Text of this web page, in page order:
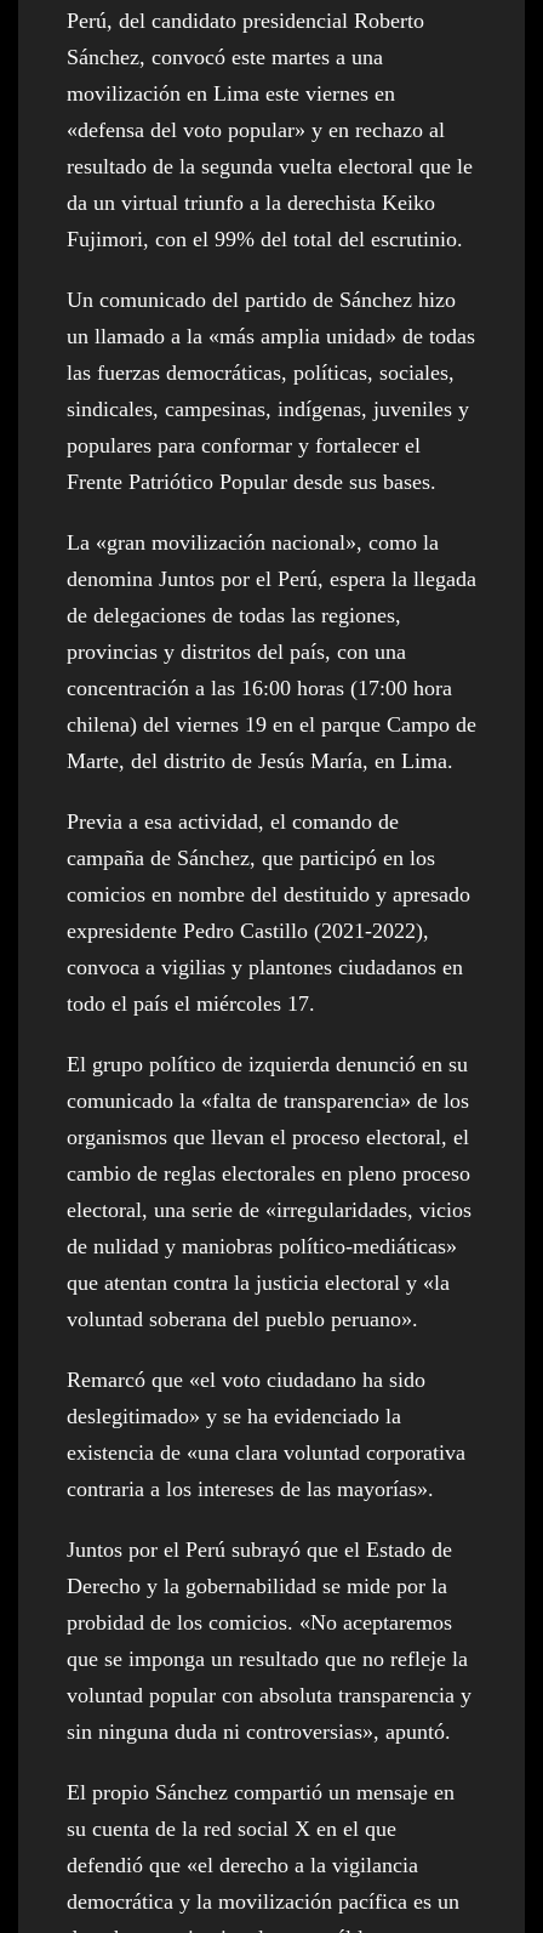
Perú, del candidato presidencial Roberto
Sánchez, convocó este martes a una
movilización en Lima este viernes en
«defensa del voto popular» y en rechazo al
resultado de la segunda vuelta electoral que le
da un virtual triunfo a la derechista Keiko
Fujimori, con el 99% del total del escrutinio.
Un comunicado del partido de Sánchez hizo
un llamado a la «más amplia unidad» de todas
las fuerzas democráticas, políticas, sociales,
sindicales, campesinas, indígenas, juveniles y
populares para conformar y fortalecer el
Frente Patriótico Popular desde sus bases.
La «gran movilización nacional», como la
denomina Juntos por el Perú, espera la llegada
de delegaciones de todas las regiones,
provincias y distritos del país, con una
concentración a las 16:00 horas (17:00 hora
chilena) del viernes 19 en el parque Campo de
Marte, del distrito de Jesús María, en Lima.
Previa a esa actividad, el comando de
campaña de Sánchez, que participó en los
comicios en nombre del destituido y apresado
expresidente Pedro Castillo (2021-2022),
convoca a vigilias y plantones ciudadanos en
todo el país el miércoles 17.
El grupo político de izquierda denunció en su
comunicado la «falta de transparencia» de los
organismos que llevan el proceso electoral, el
cambio de reglas electorales en pleno proceso
electoral, una serie de «irregularidades, vicios
de nulidad y maniobras político-mediáticas»
que atentan contra la justicia electoral y «la
voluntad soberana del pueblo peruano».
Remarcó que «el voto ciudadano ha sido
deslegitimado» y se ha evidenciado la
existencia de «una clara voluntad corporativa
contraria a los intereses de las mayorías».
Juntos por el Perú subrayó que el Estado de
Derecho y la gobernabilidad se mide por la
probidad de los comicios. «No aceptaremos
que se imponga un resultado que no refleje la
voluntad popular con absoluta transparencia y
sin ninguna duda ni controversias», apuntó.
El propio Sánchez compartió un mensaje en
su cuenta de la red social X en el que
defendió que «el derecho a la vigilancia
democrática y la movilización pacífica es un